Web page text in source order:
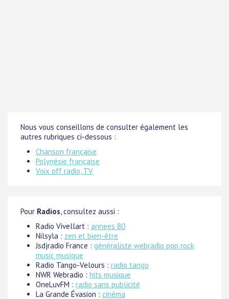
Nous vous conseillons de consulter également les
autres rubriques ci-dessous :
Chanson française
Polynésie française
Voix off radio, TV
Pour Radios , consultez aussi :
Radio Vivellart : annees 80
Nilsyla : zen et bien-être
Jsdjradio France : généraliste webradio pop rock
music musique
Radio Tango-Velours : radio tango
NWR Webradio : hits musique
OneLuvFM : radio sans publicité
La Grande Évasion : cinéma